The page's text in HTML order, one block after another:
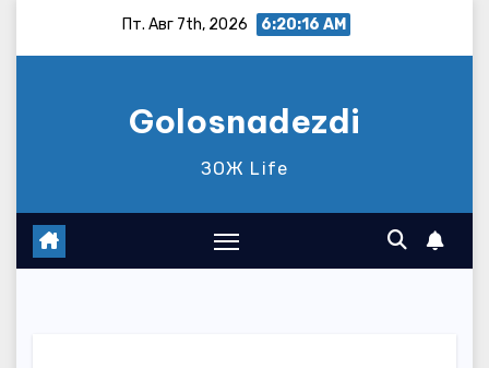
Пт. Авг 7th, 2026 6:20:17 AM
Golosnadezdi
ЗОЖ Life